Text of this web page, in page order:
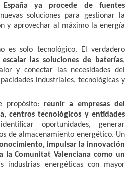
ya procede de fuentes
soluciones para gestionar la
y aprovechar al máximo la energía
es solo tecnológico. El verdadero
las soluciones de baterías,
y conectar las necesidades del
industriales, tecnológicas y
propósito: reunir a empresas del
centros tecnológicos y entidades
oportunidades, generar
de almacenamiento energético. Un
impulsar la innovación
la Comunitat Valenciana como un
industrias energéticas con mayor